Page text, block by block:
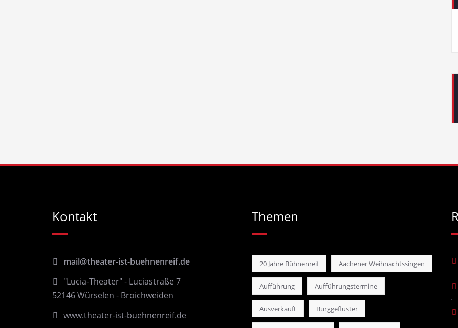
Kontakt
mail@theater-ist-buehnenreif.de
"Lucia-Theater" - Luciastraße 7
52146 Würselen - Broichweiden
www.theater-ist-buehnenreif.de
Themen
20 Jahre Bühnenreif Aachener Weihnachtssingen
Aufführung Aufführungstermine
Ausverkauft Burggeflüster